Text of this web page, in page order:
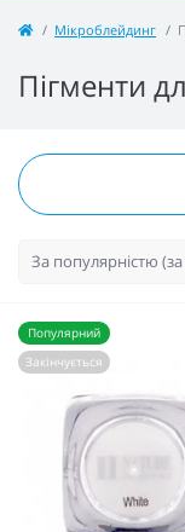
Мікроблейдинг
Пігменти
Популярний
Закінчується